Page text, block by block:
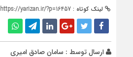
لینک کوتاه : https://yarizan.ir/?p=16457
ارسال توسط : سامان صادق امیری